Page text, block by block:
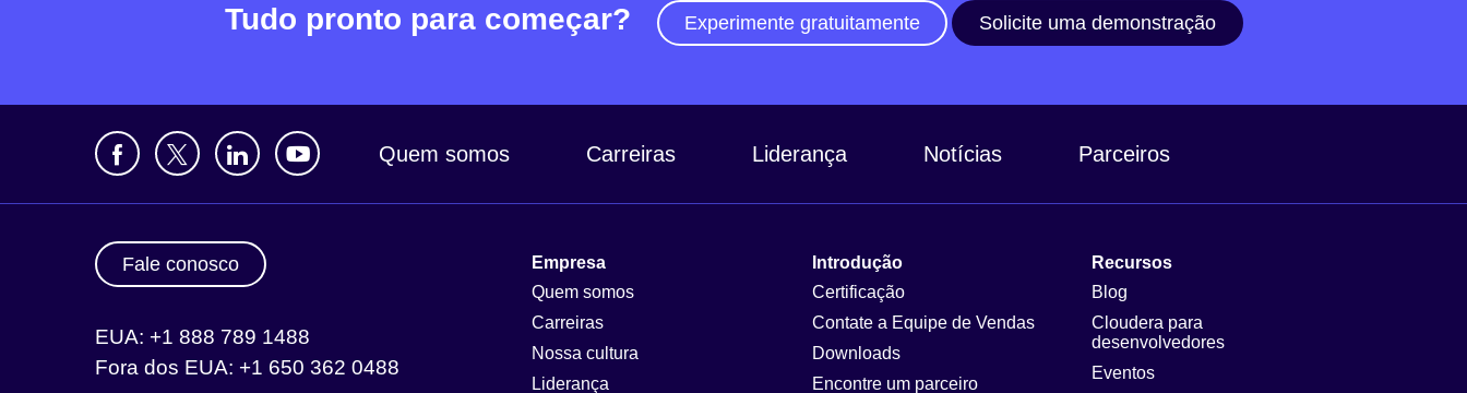
Tudo pronto para começar? Experimente gratuitamente Solicite uma demonstração
Quem somos Carreiras Liderança Notícias Parceiros
Fale conosco
EUA: +1 888 789 1488
Fora dos EUA: +1 650 362 0488
Empresa
Quem somos
Carreiras
Nossa cultura
Liderança
Introdução
Certificação
Contate a Equipe de Vendas
Downloads
Encontre um parceiro
Recursos
Blog
Cloudera para
desenvolvedores
Eventos